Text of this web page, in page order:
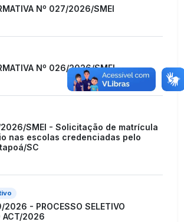
Nº 027/2026/SMEI
Nº 026/2026/SMEI
2026/SMEI - Solicitação de matrícula
nas escolas credenciadas pelo
SC
2026 - PROCESSO SELETIVO
ACT/2026